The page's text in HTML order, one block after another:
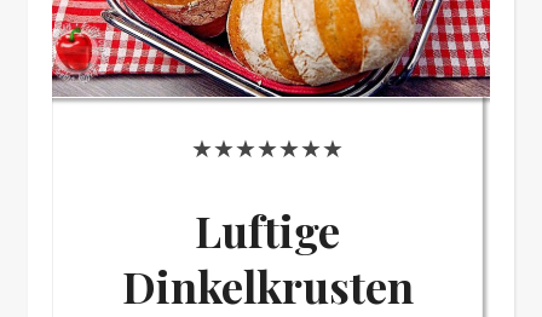
★★★★★★★
Luftige
Dinkelkrusten